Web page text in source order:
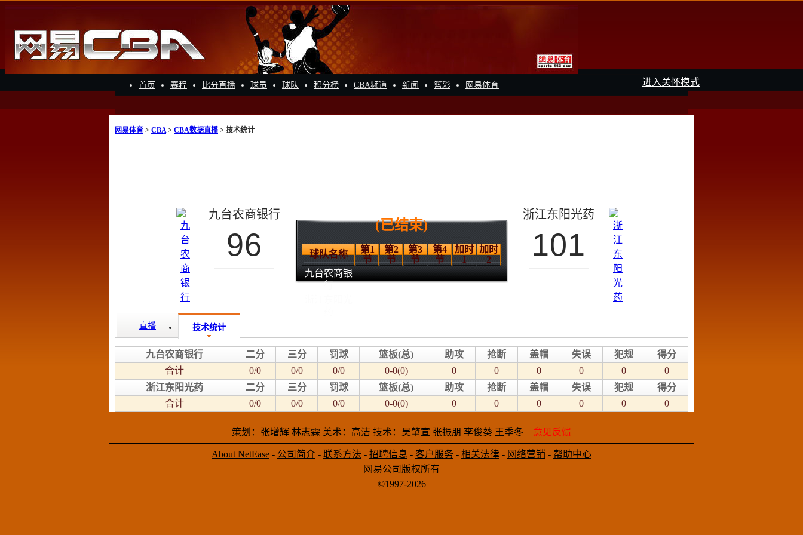
进入关怀模式
首页 赛程 比分直播 球员 球队 积分榜 CBA频道 新闻 篮彩 网易体育
网易体育 > CBA> CBA数据直播> 技术统计
九台农商银行
96
(已结束)
球队名称
第1
节
第2
节
第3
节
第4
节
加时
1
加时
2
九台农商银
行
浙江东阳光药
101
直播 技术统计
九台农商银行 二分 三分 罚球 篮板(总) 助攻 抢断 盖帽 失误 犯规
得分
合计
0/0 0/0 0/0 0-0(0) 0 0 0 0 0
0
浙江东阳光药
二分 三分 罚球 篮板(总) 助攻 抢断 盖帽 失误 犯规
得分
合计
0/0 0/0 0/0 0-0(0) 0 0 0 0 0 0
策划：张增辉 林志霖 美术：高洁 技术：吴肇宣 张振朋 李俊葵 王季冬 意见反馈
About NetEase - 公司简介 - 联系方法 - 招聘信息 - 客户服务 - 相关法律 - 网络营销 - 帮助中心
网易公司版权所有
©1997-2026